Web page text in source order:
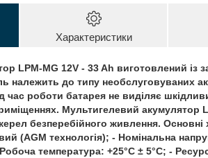
Характеристики
LPM-MG 12V - 33 Ah виготовлений із
належить до типу необслуговуваних
час роботи батарея не виділяє
Мультигелевий акумулятор
безперебійного живлення.
(AGM технологія); - Номінальна
температура: +25°C ± 5°C; -